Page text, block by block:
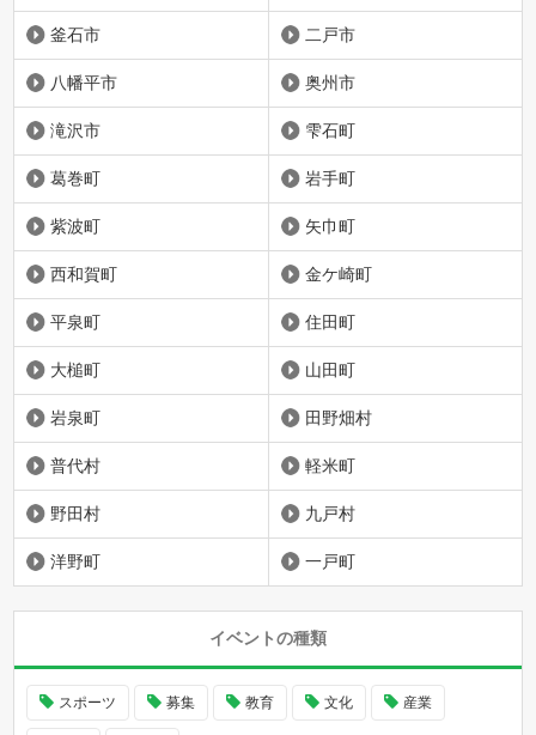
釜石市 二戸市
八幡平市 奥州市
滝沢市 雫石町
葛巻町 岩手町
紫波町 矢巾町
西和賀町 金ケ崎町
平泉町 住田町
大槌町 山田町
岩泉町 田野畑村
普代村 軽米町
野田村 九戸村
洋野町 一戸町
イベントの種類
スポーツ 募集 教育 文化 産業